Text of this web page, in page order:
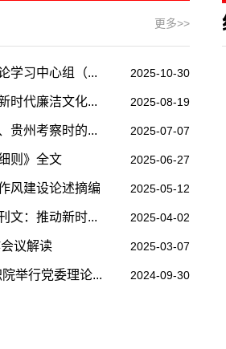
更多>>
学习中心组（... 2025-10-30
时代廉洁文化... 2025-08-19
贵州考察时的... 2025-07-07
则》全文 2025-06-27
风建设论述摘编 2025-05-12
文：推动新时... 2025-04-02
议解读 2025-03-07
院举行党委理论... 2024-09-30
带编就业--2020年永州市乡镇农医特
招生计划来了